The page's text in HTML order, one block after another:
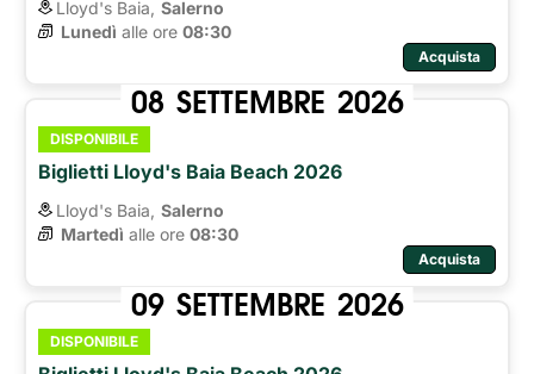
Lloyd's Baia, Salerno
Lunedì alle ore 08:30
Acquista
08 SETTEMBRE 2026
DISPONIBILE
Biglietti Lloyd's Baia Beach 2026
Lloyd's Baia, Salerno
Martedì alle ore 08:30
Acquista
09 SETTEMBRE 2026
DISPONIBILE